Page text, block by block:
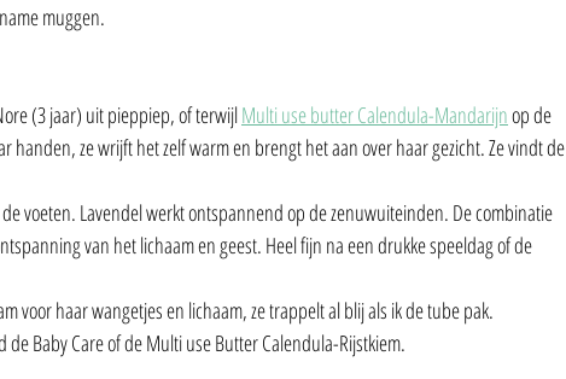
muggen.
(3 jaar) uit pieppiep, of terwijl Multi use butter Calendula-Mandarijn op de
handen, ze wrijft het zelf warm en brengt het aan over haar gezicht. Ze vindt de
voeten. Lavendel werkt ontspannend op de zenuwuiteinden. De combinatie
van het lichaam en geest. Heel fijn na een drukke speeldag of de
voor haar wangetjes en lichaam, ze trappelt al blij als ik de tube pak.
Baby Care of de Multi use Butter Calendula-Rijstkiem.